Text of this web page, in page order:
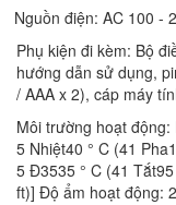
Nguồn điện: AC 100 -
Phụ kiện đi kèm: Bộ
hướng dẫn sử dụng,
/ AAA x 2), cáp máy
Môi trường hoạt
5 Nhiệt40 ° C (41
5 Đ3535 ° C (41
ft)] Độ ẩm hoạt động: